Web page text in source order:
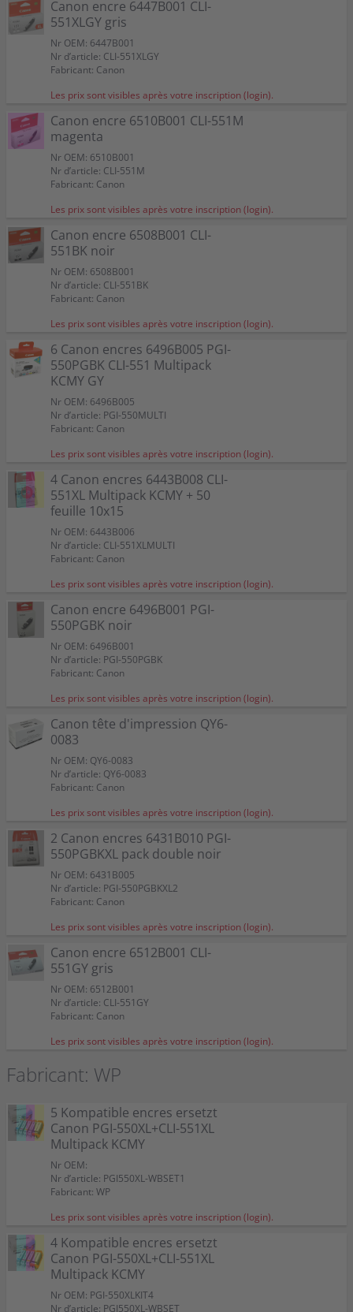
Canon encre 6447B001 CLI-
551XLGY gris
Nr OEM: 6447B001
Nr d’article: CLI-551XLGY
Fabricant: Canon
Les prix sont visibles après votre inscription (login).
Canon encre 6510B001 CLI-551M
magenta
Nr OEM: 6510B001
Nr d’article: CLI-551M
Fabricant: Canon
Les prix sont visibles après votre inscription (login).
Canon encre 6508B001 CLI-
551BK noir
Nr OEM: 6508B001
Nr d’article: CLI-551BK
Fabricant: Canon
Les prix sont visibles après votre inscription (login).
6 Canon encres 6496B005 PGI-
550PGBK CLI-551 Multipack
KCMY GY
Nr OEM: 6496B005
Nr d’article: PGI-550MULTI
Fabricant: Canon
Les prix sont visibles après votre inscription (login).
4 Canon encres 6443B008 CLI-
551XL Multipack KCMY + 50
feuille 10x15
Nr OEM: 6443B006
Nr d’article: CLI-551XLMULTI
Fabricant: Canon
Les prix sont visibles après votre inscription (login).
Canon encre 6496B001 PGI-
550PGBK noir
Nr OEM: 6496B001
Nr d’article: PGI-550PGBK
Fabricant: Canon
Les prix sont visibles après votre inscription (login).
Canon tête d'impression QY6-
0083
Nr OEM: QY6-0083
Nr d’article: QY6-0083
Fabricant: Canon
Les prix sont visibles après votre inscription (login).
2 Canon encres 6431B010 PGI-
550PGBKXL pack double noir
Nr OEM: 6431B005
Nr d’article: PGI-550PGBKXL2
Fabricant: Canon
Les prix sont visibles après votre inscription (login).
Canon encre 6512B001 CLI-
551GY gris
Nr OEM: 6512B001
Nr d’article: CLI-551GY
Fabricant: Canon
Les prix sont visibles après votre inscription (login).
Fabricant: WP
5 Kompatible encres ersetzt
Canon PGI-550XL+CLI-551XL
Multipack KCMY
Nr OEM:
Nr d’article: PGI550XL-WBSET1
Fabricant: WP
Les prix sont visibles après votre inscription (login).
4 Kompatible encres ersetzt
Canon PGI-550XL+CLI-551XL
Multipack KCMY
Nr OEM: PGI-550XLKIT4
Nr d’article: PGI550XL-WBSET